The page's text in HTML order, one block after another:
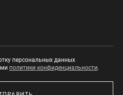
персональных данных
политики конфиденциальности.